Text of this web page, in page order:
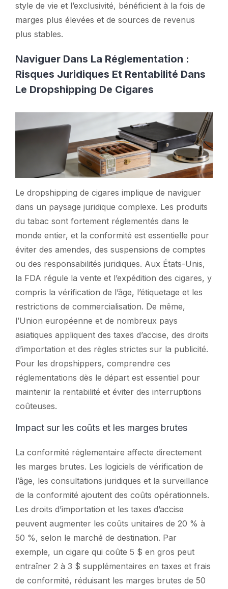
style de vie et l’exclusivité, bénéficient à la fois de
marges plus élevées et de sources de revenus
plus stables.
Naviguer Dans La Réglementation :
Risques Juridiques Et Rentabilité Dans
Le Dropshipping De Cigares
Le dropshipping de cigares implique de naviguer
dans un paysage juridique complexe. Les produits
du tabac sont fortement réglementés dans le
monde entier, et la conformité est essentielle pour
éviter des amendes, des suspensions de comptes
ou des responsabilités juridiques. Aux États-Unis,
la FDA régule la vente et l’expédition des cigares, y
compris la vérification de l’âge, l’étiquetage et les
restrictions de commercialisation. De même,
l’Union européenne et de nombreux pays
asiatiques appliquent des taxes d’accise, des droits
d’importation et des règles strictes sur la publicité.
Pour les dropshippers, comprendre ces
réglementations dès le départ est essentiel pour
maintenir la rentabilité et éviter des interruptions
coûteuses.
Impact sur les coûts et les marges brutes
La conformité réglementaire affecte directement
les marges brutes. Les logiciels de vérification de
l’âge, les consultations juridiques et la surveillance
de la conformité ajoutent des coûts opérationnels.
Les droits d’importation et les taxes d’accise
peuvent augmenter les coûts unitaires de 20 % à
50 %, selon le marché de destination. Par
exemple, un cigare qui coûte 5 $ en gros peut
entraîner 2 à 3 $ supplémentaires en taxes et frais
de conformité, réduisant les marges brutes de 50